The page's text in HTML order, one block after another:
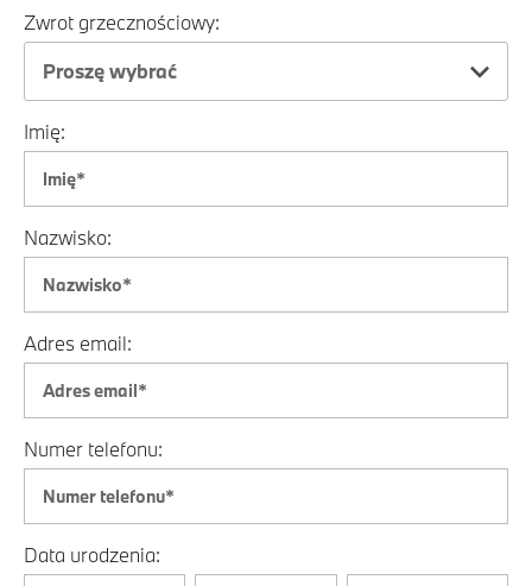
Zwrot grzecznościowy:
Proszę wybrać
Imię:
Nazwisko:
Adres email:
Numer telefonu:
Data urodzenia: